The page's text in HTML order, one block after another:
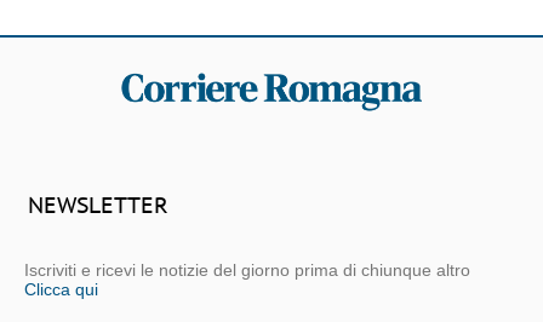
NEWSLETTER
Iscriviti e ricevi le notizie del giorno prima di chiunque altro
Clicca qui